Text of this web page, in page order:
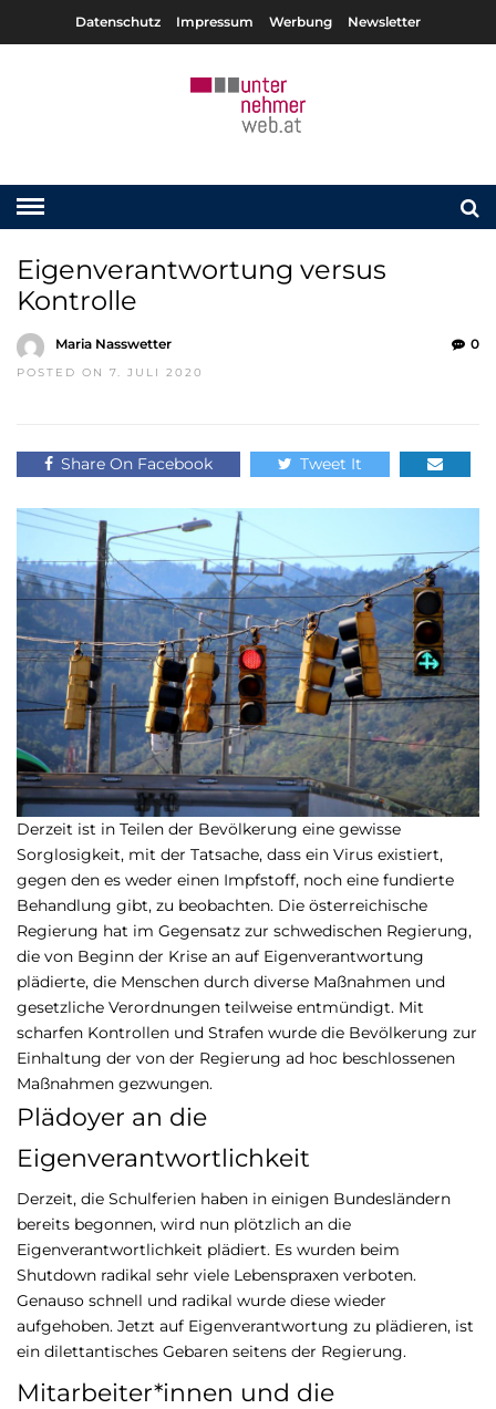
Datenschutz Impressum Werbung Newsletter
Eigenverantwortung versus
Kontrolle
Maria Nasswetter
POSTED ON 7. JULI 2020
0
Share On Facebook Tweet It
Derzeit ist in Teilen der Bevölkerung eine gewisse
Sorglosigkeit, mit der Tatsache, dass ein Virus existiert,
gegen den es weder einen Impfstoff, noch eine fundierte
Behandlung gibt, zu beobachten. Die österreichische
Regierung hat im Gegensatz zur schwedischen Regierung,
die von Beginn der Krise an auf Eigenverantwortung
plädierte, die Menschen durch diverse Maßnahmen und
gesetzliche Verordnungen teilweise entmündigt. Mit
scharfen Kontrollen und Strafen wurde die Bevölkerung zur
Einhaltung der von der Regierung ad hoc beschlossenen
Maßnahmen gezwungen.
Plädoyer an die
Eigenverantwortlichkeit
Derzeit, die Schulferien haben in einigen Bundesländern
bereits begonnen, wird nun plötzlich an die
Eigenverantwortlichkeit plädiert. Es wurden beim
Shutdown radikal sehr viele Lebenspraxen verboten.
Genauso schnell und radikal wurde diese wieder
aufgehoben. Jetzt auf Eigenverantwortung zu plädieren, ist
ein dilettantisches Gebaren seitens der Regierung.
Mitarbeiter*innen und die